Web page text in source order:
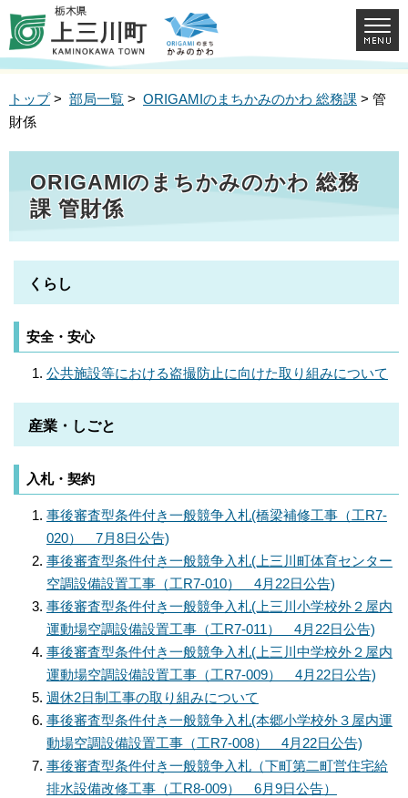
トップ> 部局一覧 > ORIGAMIのまちかみのかわ 総務課 > 管
財係
ORIGAMIのまちかみのかわ 総務
課 管財係
くらし
安全・安心
公共施設等における盗撮防止に向けた取り組みについて
産業・しごと
入札・契約
事後審査型条件付き一般競争入札(橋梁補修工事（工R7-
020） 7月8日公告)
事後審査型条件付き一般競争入札(上三川町体育センター
空調設備設置工事（工R7-010） 4月22日公告)
事後審査型条件付き一般競争入札(上三川小学校外２屋内
運動場空調設備設置工事（工R7-011） 4月22日公告)
事後審査型条件付き一般競争入札(上三川中学校外２屋内
運動場空調設備設置工事（工R7-009） 4月22日公告)
週休2日制工事の取り組みについて
事後審査型条件付き一般競争入札(本郷小学校外３屋内運
動場空調設備設置工事（工R7-008） 4月22日公告)
事後審査型条件付き一般競争入札（下町第二町営住宅給
排水設備改修工事（工R8-009） 6月9日公告）